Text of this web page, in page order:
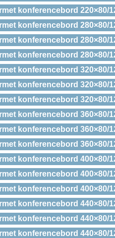
konferencebord
konferencebord
konferencebord
konferencebord
konferencebord
konferencebord
konferencebord
konferencebord
konferencebord
konferencebord
konferencebord
konferencebord
konferencebord
konferencebord
konferencebord
konferencebord